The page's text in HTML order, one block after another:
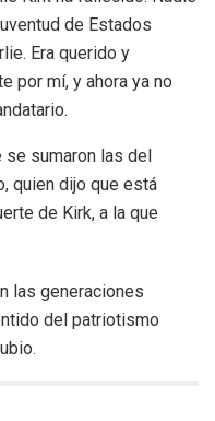
de Estados
Era querido y
por mí, y ahora ya no
sumaron las del
quien dijo que está
de Kirk, a la que
las generaciones
del patriotismo